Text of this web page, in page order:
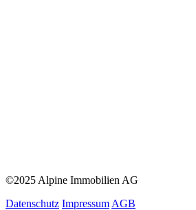
©2025 Alpine Immobilien AG
Datenschutz Impressum AGB